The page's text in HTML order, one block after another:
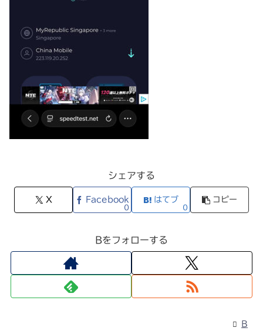
シェアする
X Facebook
0
はてブ
0
コピー
Bをフォローする
B